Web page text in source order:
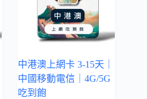
中港澳上網卡 3-15天｜
中國移動電信｜4G/5G
吃到飽